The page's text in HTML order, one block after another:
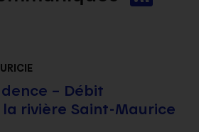
– Débit
rivière Saint-Maurice